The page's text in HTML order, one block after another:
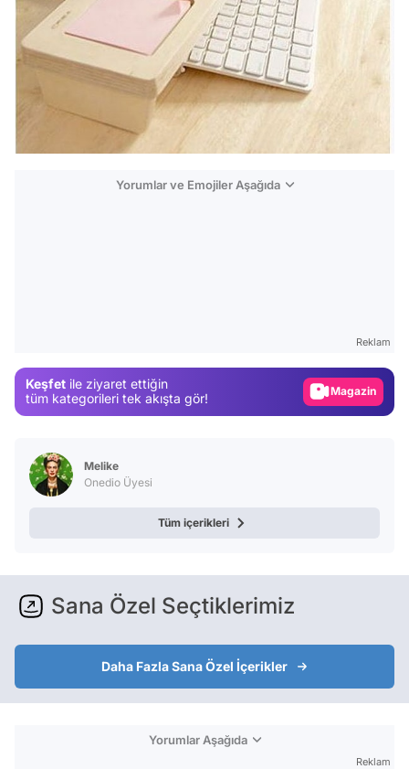
Yorumlar ve Emojiler Aşağıda
Reklam
Keşfet ile ziyaret ettiğin
tüm kategorileri tek akışta gör!
Video
Melike
Onedio Üyesi
Tüm içerikleri
Sana Özel Seçtiklerimiz
Daha Fazla Sana Özel İçerikler
Yorumlar Aşağıda
Reklam